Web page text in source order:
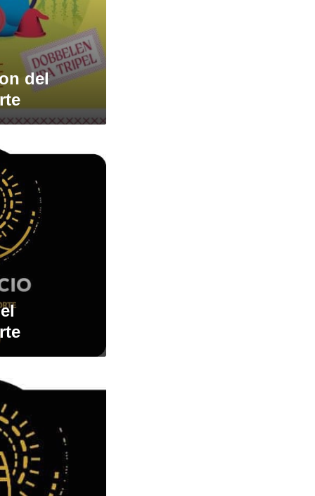
del